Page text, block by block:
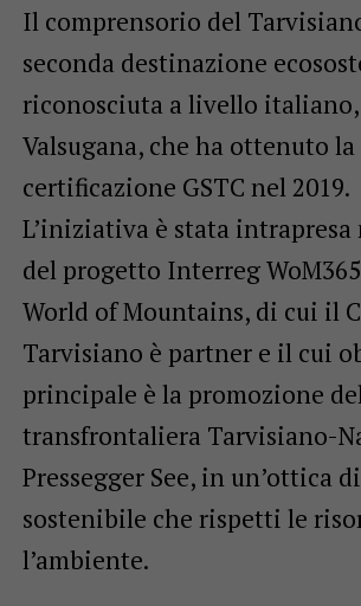
Il comprensorio del
seconda destinazione
riconosciuta a livello
Valsugana, che ha ottenuto la
certificazione GSTC nel 2019.
L’iniziativa è stata intrapresa
del progetto Interreg
World of Mountains, di cui il
Tarvisiano è partner e il cui
principale è la promozione
transfrontaliera Tarvisiano-
Pressegger See, in un’ottica
sostenibile che rispetti le
l’ambiente.